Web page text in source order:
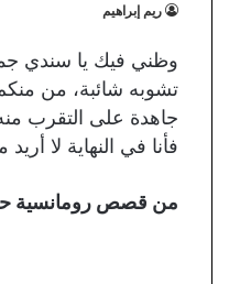
ريم إبراهيم
وظني فيك يا سندي
تشوبه شائبة، من
جاهدة على التقرب
فأنا في النهاية لا
من قصص رومانسية